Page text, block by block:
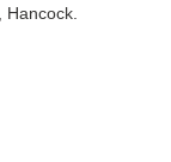
Hancock.